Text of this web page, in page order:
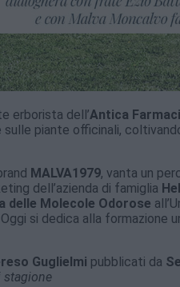
erborista dell’Antica
piante officinali,
MALVA1979, vanta un
dell’azienda di famiglia
delle Molecole Odorose
. Oggi si dedica alla formazione
Guglielmi pubblicati da
stagione